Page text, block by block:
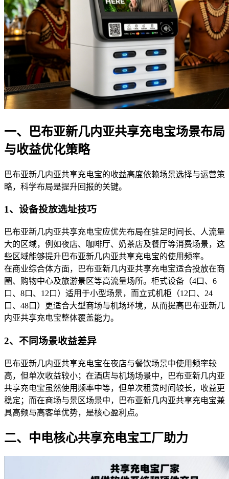
一、巴布亚新几内亚共享充电宝场景布局
与收益优化策略
巴布亚新几内亚共享充电宝的收益高度依赖场景选择与运营策
略，科学布局是提升回报的关键。
1、设备投放选址技巧
巴布亚新几内亚共享充电宝应优先布局在驻足时间长、人流量
大的区域，例如夜店、咖啡厅、奶茶店及餐厅等消费场景，这
些区域能够提升巴布亚新几内亚共享充电宝的使用频率。
在商业综合体方面，巴布亚新几内亚共享充电宝适合投放在商
圈、购物中心及旅游景区等高流量场所。柜式设备（4口、6
口、8口、12口）适用于小型场景，而立式机柜（12口、24
口、48口）更适合大型商场与机场环境，从而提高巴布亚新几
内亚共享充电宝整体覆盖能力。
2、不同场景收益差异
巴布亚新几内亚共享充电宝在夜店与餐饮场景中使用频率较
高，但单次收益较小；在酒店与机场场景中，巴布亚新几内亚
共享充电宝虽然使用频率中等，但单次租赁时间较长，收益更
稳定；而在商场与景区场景中，巴布亚新几内亚共享充电宝兼
具高频与高客单优势，是核心盈利点。
二、中电核心共享充电宝工厂助力